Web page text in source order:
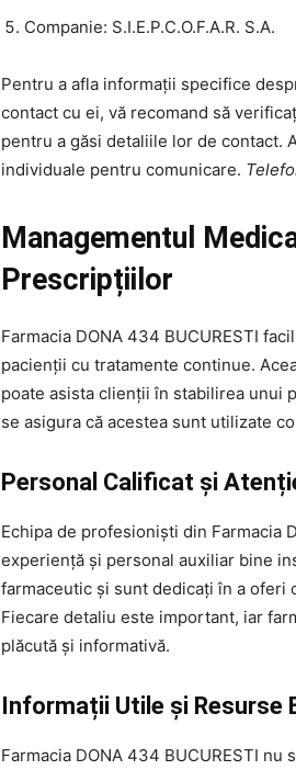
Companie: S.I.E.P.C.O.F.A.R. S.A.
Pentru a afla informații specifice
contact cu ei, vă recomand să
pentru a găsi detaliile lor de contact.
individuale pentru comunicare.
Managementul
Prescripțiilor
Farmacia DONA 434 BUCURESTI
pacienții cu tratamente continue.
poate asista clienții în stabilirea unui
se asigura că acestea sunt utilizate
Personal Calificat și
Echipa de profesioniști din Farmacia
experiență și personal auxiliar bine
farmaceutic și sunt dedicați în a oferi
Fiecare detaliu este important, iar
plăcută și informativă.
Informații Utile și Resurse
Farmacia DONA 434 BUCURESTI